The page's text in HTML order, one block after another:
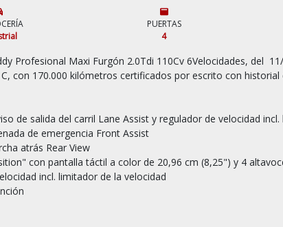
PUERTAS
4
con 170.000 kilómetros certificados por escrito con
de salida del carril Lane Assist y regulador de velocidad
de emergencia Front Assist
atrás Rear View
con pantalla táctil a color de 20,96 cm (8,25") y 4
incl. limitador de la velocidad